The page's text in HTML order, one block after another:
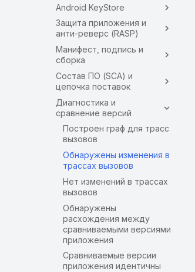
Android KeyStore
Защита приложения и
анти-реверс (RASP)
Манифест, подпись и
сборка
Состав ПО (SCA) и
цепочка поставок
Диагностика и
сравнение версий
Построен граф для трасс
вызовов
Обнаружены изменения в
трассах вызовов
Нет изменений в трассах
вызовов
Обнаружены
расхождения между
сравниваемыми версиями
приложения
Сравниваемые версии
приложения идентичны